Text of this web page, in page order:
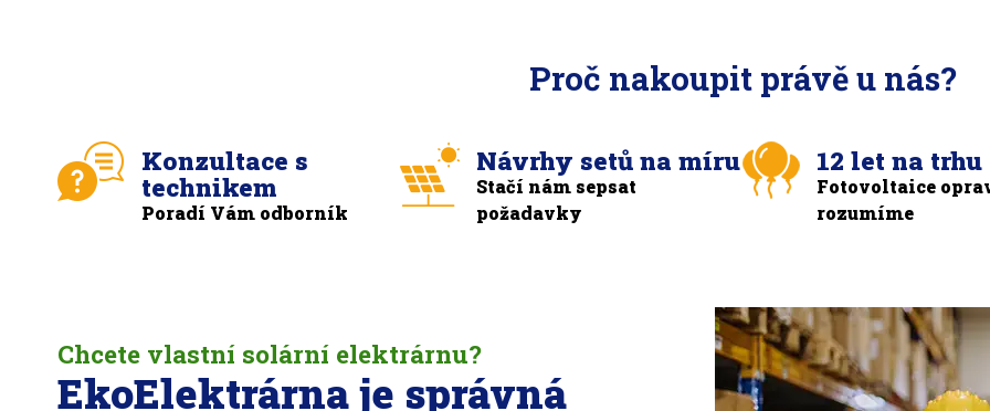
Proč nakoupit právě u nás?
Konzultace s
technikem
Poradí Vám odborník
Návrhy setů na míru
Stačí nám sepsat
požadavky
12 let na trhu
Fotovoltaice
rozumíme
Chcete vlastní solární elektrárnu?
EkoElektrárna je správná